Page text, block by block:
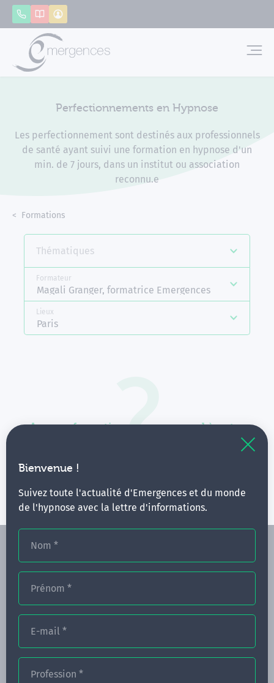
Bienvenue !
Suivez toute l'actualité d'Emergences et du monde
de l'hypnose avec la lettre d'informations.
Nom *
Prénom *
E-mail *
Profession *
AppelerCatalogue
Perfectionnements en Hypnose
Les perfectionnement sont destinés aux professionnels
de santé ayant suivi une formation en hypnose d'un
min. de 7 jours, dans un institut ou association
reconnu.e
Accueil
Formations
Thématiques
Formateur
Magali Granger, formatrice Emergences
Lieux
Paris
Aucune formation ne correspond à votre
Vous pouvez renouveler votre requête en élargissant
FORMATIONS
NOS FORMATEURS
Panneau de gestion des cookies